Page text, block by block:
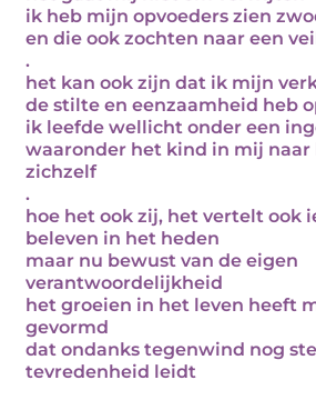
ik heb mijn opvoeders zien
en die ook zochten naar een
.
het kan ook zijn dat ik mijn
de stilte en eenzaamheid heb
ik leefde wellicht onder een
waaronder het kind in mij
zichzelf
.
hoe het ook zij, het vertelt ook
beleven in het heden
maar nu bewust van de eigen
verantwoordelijkheid
het groeien in het leven heeft
gevormd
dat ondanks tegenwind nog
tevredenheid leidt